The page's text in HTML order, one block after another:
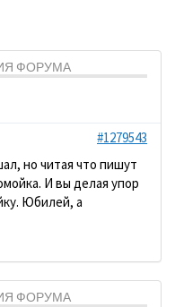
ФОРУМА
#1279543
но читая что пишут
И вы делая упор
Юбилей, а
ФОРУМА